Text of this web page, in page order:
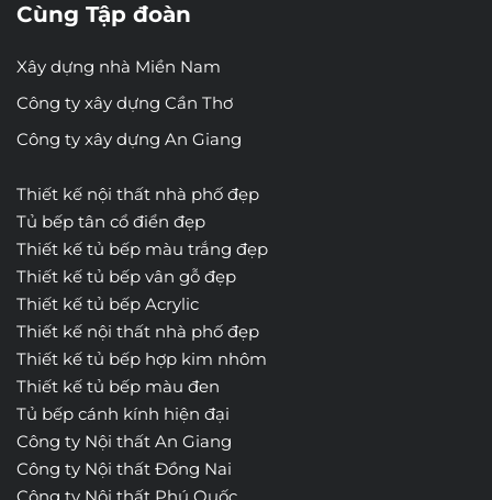
Cùng Tập đoàn
Xây dựng nhà Miền Nam
Công ty xây dựng Cần Thơ
Công ty xây dựng An Giang
Thiết kế nội thất nhà phố đẹp
Tủ bếp tân cổ điển đẹp
Thiết kế tủ bếp màu trắng đẹp
Thiết kế tủ bếp vân gỗ đẹp
Thiết kế tủ bếp Acrylic
Thiết kế nội thất nhà phố đẹp
Thiết kế tủ bếp hợp kim nhôm
Thiết kế tủ bếp màu đen
Tủ bếp cánh kính hiện đại
Công ty Nội thất An Giang
Công ty Nội thất Đồng Nai